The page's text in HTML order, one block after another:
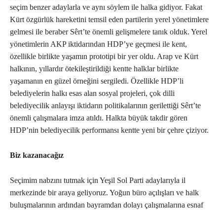
seçim benzer adaylarla ve aynı söylem ile halka gidiyor. Fakat
Kürt özgürlük hareketini temsil eden partilerin yerel yönetimlere
gelmesi ile beraber Sêrt’te önemli gelişmelere tanık olduk. Yerel
yönetimlerin AKP iktidarından HDP’ye geçmesi ile kent,
özellikle birlikte yaşamın prototipi bir yer oldu. Arap ve Kürt
halkının, yıllardır ötekileştirildiği kentte halklar birlikte
yaşamanın en güzel örneğini sergiledi. Özellikle HDP’li
belediyelerin halkı esas alan sosyal projeleri, çok dilli
belediyecilik anlayışı iktidarın politikalarının gerilettiği Sêrt’te
önemli çalışmalara imza atıldı. Halkta büyük takdir gören
HDP’nin belediyecilik performansı kentte yeni bir çehre çiziyor.
Biz kazanacağız
Seçimim nabzını tutmak için Yeşil Sol Parti adaylarıyla il
merkezinde bir araya geliyoruz. Yoğun büro açılışları ve halk
buluşmalarının ardından bayramdan dolayı çalışmalarına esnaf